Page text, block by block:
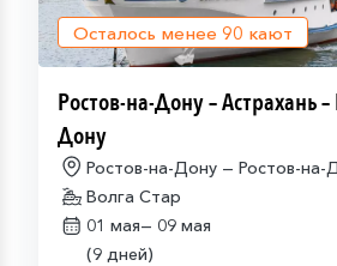
Осталось менее 90 кают
Ростов-на-Дону – Астрахань
Дону
Ростов-на-Дону — Ростов-на-
Волга Стар
01 мая— 09 мая
(9 дней)